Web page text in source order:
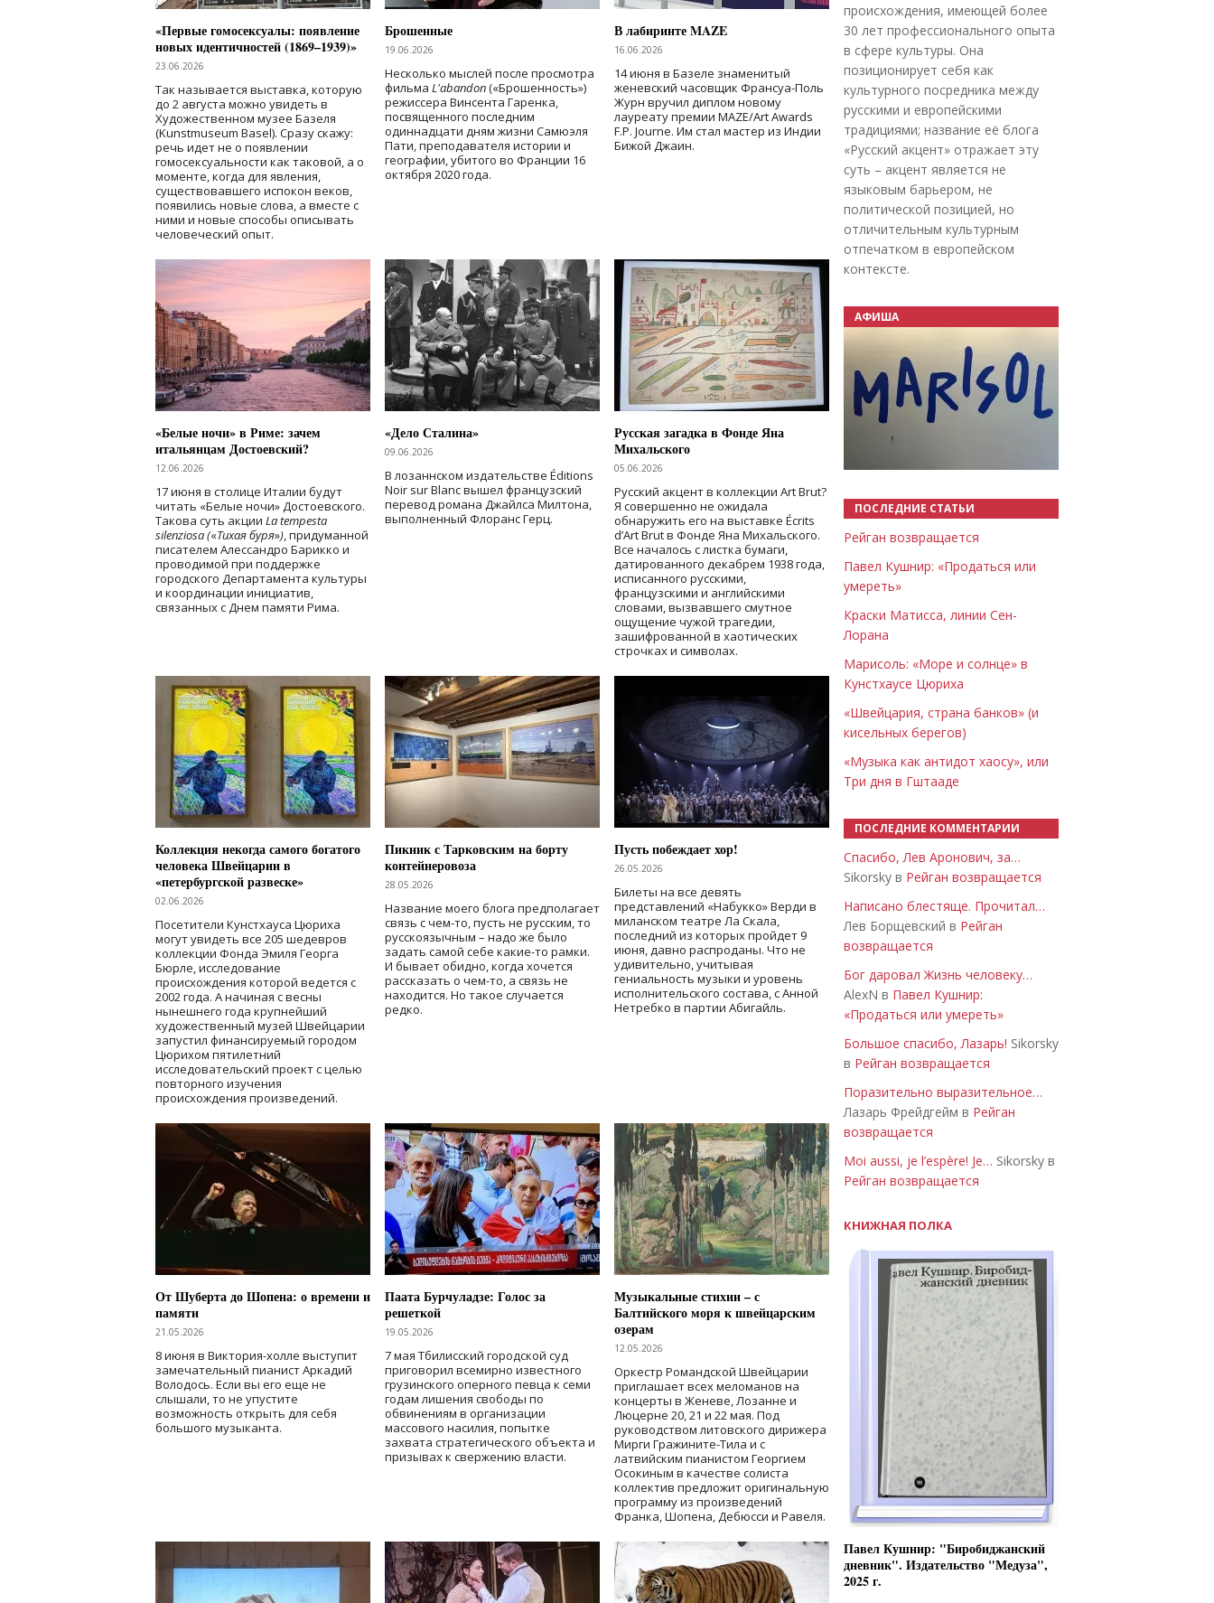
«Первые гомосексуалы: появление
новых идентичностей (1869–1939)»
23.06.2026
Так называется выставка, которую
до 2 августа можно увидеть в
Художественном музее Базеля
(Kunstmuseum Basel). Сразу скажу:
речь идет не о появлении
гомосексуальности как таковой, а о
моменте, когда для явления,
существовавшего испокон веков,
появились новые слова, а вместе с
ними и новые способы описывать
человеческий опыт.
Брошенные
19.06.2026
Несколько мыслей после просмотра
фильма L'abandon(«Брошенность»)
режиссера Винсента Гаренка,
посвященного последним
одиннадцати дням жизни Самюэля
Пати, преподавателя истории и
географии, убитого во Франции 16
октября 2020 года.
В лабиринте MAZE
16.06.2026
14 июня в Базеле знаменитый
женевский часовщик Франсуа-Поль
Журн вручил диплом новому
лауреату премии MAZE/Art Awards
F.P. Journe. Им стал мастер из Индии
Бижой Джаин.
«Белые ночи» в Риме: зачем
итальянцам Достоевский?
12.06.2026
17 июня в столице Италии будут
читать «Белые ночи» Достоевского.
Такова суть акции La tempesta
silenziosa («Тихая буря»), придуманной
писателем Алессандро Барикко и
проводимой при поддержке
городского Департамента культуры
и координации инициатив,
связанных с Днем памяти Рима.
«Дело Сталина»
09.06.2026
В лозаннском издательстве Éditions
Noir sur Blanc вышел французский
перевод романа Джайлса Милтона,
выполненный Флоранс Герц.
Русская загадка в Фонде Яна
Михальского
05.06.2026
Русский акцент в коллекции Art Brut?
Я совершенно не ожидала
обнаружить его на выставке Écrits
d’Art Brut в Фонде Яна Михальского.
Все началось с листка бумаги,
датированного декабрем 1938 года,
исписанного русскими,
французскими и английскими
словами, вызвавшего смутное
ощущение чужой трагедии,
зашифрованной в хаотических
строчках и символах.
Коллекция некогда самого богатого
человека Швейцарии в
«петербургской развеске»
02.06.2026
Посетители Кунстхауса Цюриха
могут увидеть все 205 шедевров
коллекции Фонда Эмиля Георга
Бюрле, исследование
происхождения которой ведется с
2002 года. А начиная с весны
нынешнего года крупнейший
художественный музей Швейцарии
запустил финансируемый городом
Цюрихом пятилетний
исследовательский проект с целью
повторного изучения
происхождения произведений.
Пикник с Тарковским на борту
контейнеровоза
28.05.2026
Название моего блога предполагает
связь с чем-то, пусть не русским, то
русскоязычным – надо же было
задать самой себе какие-то рамки.
И бывает обидно, когда хочется
рассказать о чем-то, а связь не
находится. Но такое случается
редко.
Пусть побеждает хор!
26.05.2026
Билеты на все девять
представлений «Набукко» Верди в
миланском театре Ла Скала,
последний из которых пройдет 9
июня, давно распроданы. Что не
удивительно, учитывая
гениальность музыки и уровень
исполнительского состава, с Анной
Нетребко в партии Абигайль.
От Шуберта до Шопена: о времени и
памяти
21.05.2026
8 июня в Виктория-холле выступит
замечательный пианист Аркадий
Володось. Если вы его еще не
слышали, то не упустите
возможность открыть для себя
большого музыканта.
Паата Бурчуладзе: Голос за
решеткой
19.05.2026
7 мая Тбилисский городской суд
приговорил всемирно известного
грузинского оперного певца к семи
годам лишения свободы по
обвинениям в организации
массового насилия, попытке
захвата стратегического объекта и
призывах к свержению власти.
Музыкальные стихии – с
Балтийского моря к швейцарским
озерам
12.05.2026
Оркестр Романдской Швейцарии
приглашает всех меломанов на
концерты в Женеве, Лозанне и
Люцерне 20, 21 и 22 мая. Под
руководством литовского дирижера
Мирги Гражините-Тила и с
латвийским пианистом Георгием
Осокиным в качестве солиста
коллектив предложит оригинальную
программу из произведений
Франка, Шопена, Дебюсси и Равеля.
происхождения, имеющей более
30 лет профессионального опыта
в сфере культуры. Она
позиционирует себя как
культурного посредника между
русскими и европейскими
традициями; название её блога
«Русский акцент» отражает эту
суть – акцент является не
языковым барьером, не
политической позицией, но
отличительным культурным
отпечатком в европейском
контексте.
АФИША
ПОСЛЕДНИЕ СТАТЬИ
Рейган возвращается
Павел Кушнир: «Продаться или
умереть»
Краски Матисса, линии Сен-
Лорана
Марисоль: «Море и солнце» в
Кунстхаусе Цюриха
«Швейцария, страна банков» (и
кисельных берегов)
«Музыка как антидот хаосу», или
Три дня в Гштааде
ПОСЛЕДНИЕ КОММЕНТАРИИ
Спасибо, Лев Аронович, за…
Sikorsky в Рейган возвращается
Написано блестяще. Прочитал…
Лев Борщевский в Рейган
возвращается
Бог даровал Жизнь человеку…
AlexN в Павел Кушнир:
«Продаться или умереть»
Большое спасибо, Лазарь! Sikorsky
в Рейган возвращается
Поразительно выразительное…
Лазарь Фрейдгейм в Рейган
возвращается
Moi aussi, je l’espère! Je… Sikorsky в
Рейган возвращается
КНИЖНАЯ ПОЛКА
Павел Кушнир: "Биробиджанский
дневник". Издательство "Медуза",
2025 г.